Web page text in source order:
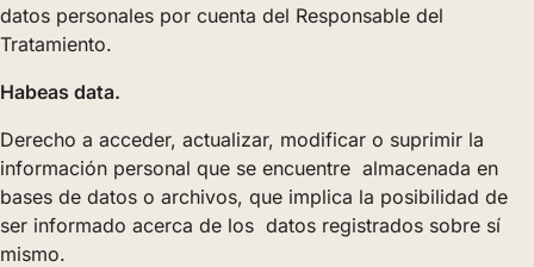
datos personales por cuenta del Responsable del
Tratamiento.
Habeas data.
Derecho a acceder, actualizar, modificar o suprimir la
información personal que se encuentre almacenada en
bases de datos o archivos, que implica la posibilidad de
ser informado acerca de los datos registrados sobre sí
mismo.